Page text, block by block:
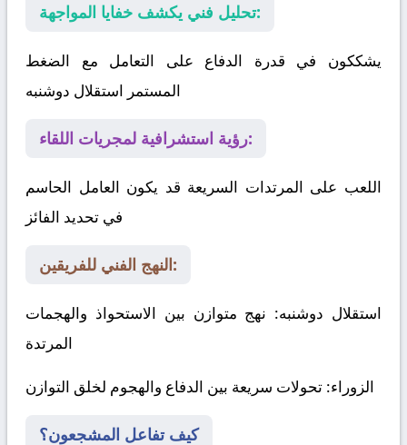
تحليل فني يكشف خفايا المواجهة:
يشككون في قدرة الدفاع على التعامل مع الضغط
المستمر استقلال دوشنبه
رؤية استشرافية لمجريات اللقاء:
اللعب على المرتدات السريعة قد يكون العامل الحاسم
في تحديد الفائز
النهج الفني للفريقين:
استقلال دوشنبه: نهج متوازن بين الاستحواذ والهجمات
المرتدة
الزوراء: تحولات سريعة بين الدفاع والهجوم لخلق التوازن
كيف تفاعل المشجعون؟